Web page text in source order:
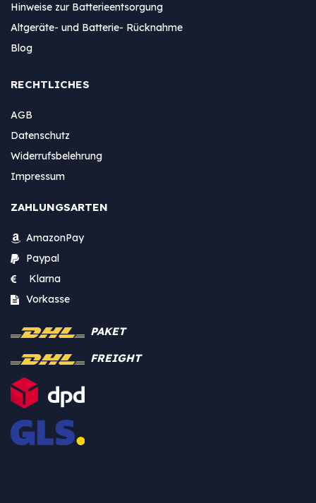
Hinweise zur Batterieentsorgung
Altgeräte- und Batterie- Rücknahme
Blog
RECHTLICHES
AGB
Datenschutz
Widerrufsbelehrung
Impressum
ZAHLUNGSARTEN
AmazonPay
Paypal
Klarna
Vorkasse
PAKET
FREIGHT